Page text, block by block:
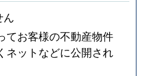
ん
てお客様の不動産物件
ネットなどに公開され